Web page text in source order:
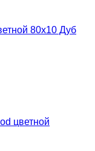
80х10 Дуб